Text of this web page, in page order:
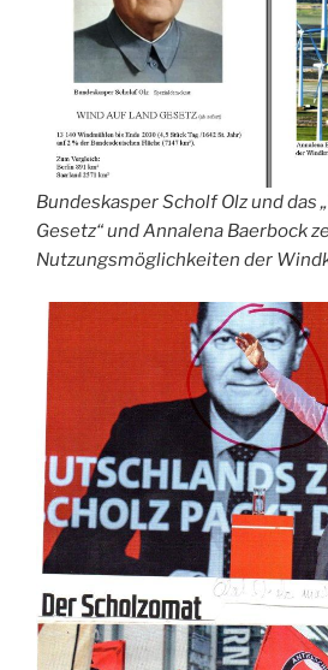
Bundeskasper Scholf Olz und das
Gesetz“ und Annalena Baerbock
Nutzungsmöglichkeiten der